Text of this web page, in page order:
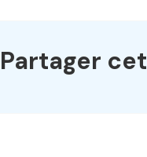
Partager